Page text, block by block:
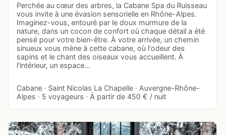
Perchée au cœur des arbres, la Cabane Spa du Ruisseau
vous invite à une évasion sensorielle en Rhône-Alpes.
Imaginez-vous, entouré par le doux murmure de la
nature, dans un cocon de confort où chaque détail a été
pensé pour votre bien-être. À votre arrivée, un chemin
sinueux vous mène à cette cabane, où l'odeur des
sapins et le chant des oiseaux vous accueillent. À
l'intérieur, un espace…
Cabane · Saint Nicolas La Chapelle · Auvergne-Rhône-
Alpes · 5 voyageurs · À partir de 450 € / nuit